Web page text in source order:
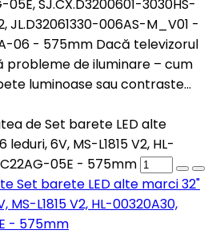
SJ.CX.D3200601-3030HS-
JL.D32061330-006AS-M_V01 -
06 - 575mm Dacă televizorul
probleme de iluminare – cum
luminoase sau contraste...
de Set barete LED alte
6V, MS-L1815 V2, HL-
05E - 575mm
Set barete LED alte marci 32"
L1815 V2, HL-00320A30,
- 575mm